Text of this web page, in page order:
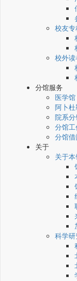
校友
校外
分馆服务
医学馆
阿卜
院系
分馆
分馆
关于
关于
科学